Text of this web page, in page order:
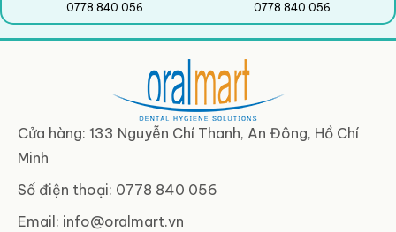
0778 840 056
0778 840 056
Cửa hàng: 133 Nguyễn Chí Thanh, An Đông, Hồ Chí
Minh
Số điện thoại: 0778 840 056
Email: info@oralmart.vn